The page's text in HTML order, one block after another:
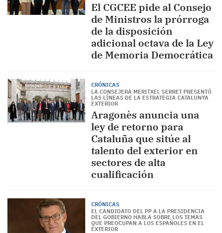
El CGCEE pide al Consejo
de Ministros la prórroga
de la disposición
adicional octava de la Ley
de Memoria Democrática
CRÓNICAS
LA CONSEJERA MERITXEL SERRET PRESENTÓ
LAS LÍNEAS DE LA ESTRATEGIA CATALUNYA
EXTERIOR
Aragonès anuncia una
ley de retorno para
Cataluña que sitúe al
talento del exterior en
sectores de alta
cualificación
CRÓNICAS
EL CANDIDATO DEL PP A LA PRESIDENCIA
DEL GOBIERNO HABLA SOBRE LOS TEMAS
QUE PREOCUPAN A LOS ESPAÑOLES EN EL
EXTERIOR